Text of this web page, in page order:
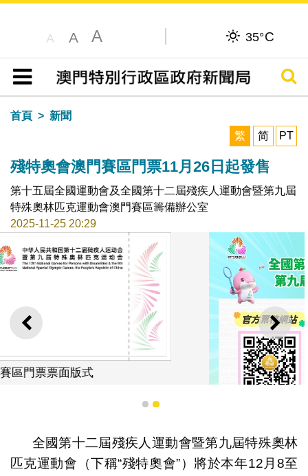
A A A 35°C
目錄
搜尋
首頁
新聞
繁
简 PT
殘特奧會澳門賽區門票11月26日起發售
第十五屆全國運動會及全國第十二屆殘疾人運動會暨第九屆
特殊奧林匹克運動會澳門賽區籌備辦公室
2025-11-25 20:29
上一則 下一
1 2
全國第十二屆殘疾人運動會暨第九屆特殊奧林
匹克運動會（下稱“殘特奧會”）將於本年12月8至